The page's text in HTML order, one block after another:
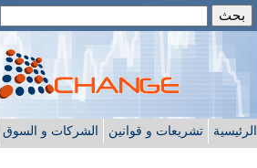
الرئيسية تشريعات و قوانين الشركات و السوق